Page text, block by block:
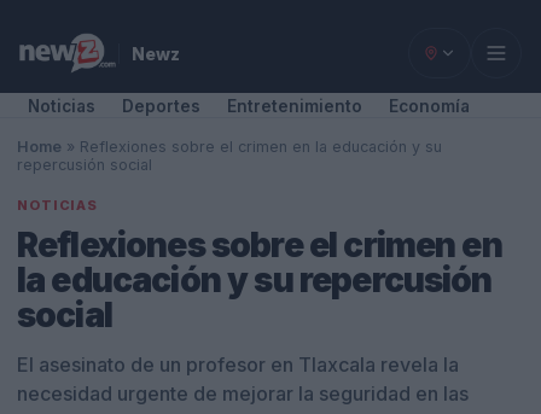
Newz
Noticias Deportes Entretenimiento Economía
Home » Reflexiones sobre el crimen en la educación y su
repercusión social
NOTICIAS
Reflexiones sobre el crimen en
la educación y su repercusión
social
El asesinato de un profesor en Tlaxcala revela la
necesidad urgente de mejorar la seguridad en las